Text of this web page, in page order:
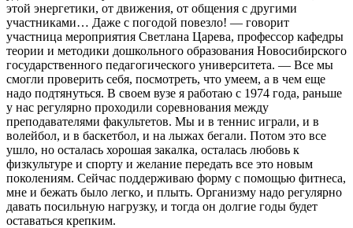
этой энергетики, от движения, от общения с другими
участниками… Даже с погодой повезло! — говорит
участница мероприятия Светлана Царева, профессор кафедры
теории и методики дошкольного образования Новосибирского
государственного педагогического университета. — Все мы
смогли проверить себя, посмотреть, что умеем, а в чем еще
надо подтянуться. В своем вузе я работаю с 1974 года, раньше
у нас регулярно проходили соревнования между
преподавателями факультетов. Мы и в теннис играли, и в
волейбол, и в баскетбол, и на лыжах бегали. Потом это все
ушло, но осталась хорошая закалка, осталась любовь к
физкультуре и спорту и желание передать все это новым
поколениям. Сейчас поддерживаю форму с помощью фитнеса,
мне и бежать было легко, и плыть. Организму надо регулярно
давать посильную нагрузку, и тогда он долгие годы будет
оставаться крепким.